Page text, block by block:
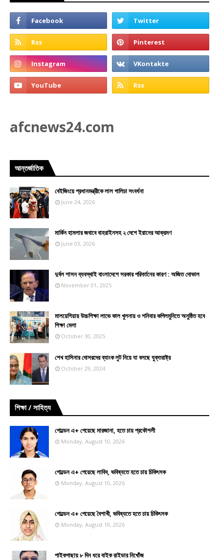
afcnews24.com
আন্তর্জাতিক
বেইজিংয়ে প্রধানমন্ত্রীকে লাল গালিচা সংবর্ধনা
June 24, 2026
মার্কিন হামলার জবাবে বাহরাইনসহ ২ দেশে ইরানের আক্রমণ
June 03, 2026
দুর্বল শাসন ব্যবস্থাই বাংলাদেশে সরকার পরিবর্তনের কারণ : অজিত দোভাল
November 01, 2025
মালয়েশিয়ায় উচ্চশিক্ষা লাভে কাল খুলনায় ও শনিবার কপিলমুনিতে অনুষ্ঠিত হবে
শিক্ষা মেলা
October 30, 2025
শেখ হাসিনার দোসরদের ব্যাংক লুট নিয়ে যা বলছে যুক্তরাষ্ট্র
October 29, 2024
শিক্ষা / সাহিত্য
গোল্ডেন এ+ পেয়েছে মারজানা, হতে চায় প্রকৌশলী
Monday, August 10, 2026
গোল্ডেন এ+ পেয়েছে লাবিব, ভবিষ্যতে হতে চায় চিকিৎসক
Monday, August 10, 2026
গোল্ডেন এ+ পেয়েছে বৈশাখী, ভবিষ্যতে হতে চায় চিকিৎসক
Monday, August 10, 2026
পাইকগাছায় ৮ দিন ধরে বাইক রাইডার নিখোঁজ